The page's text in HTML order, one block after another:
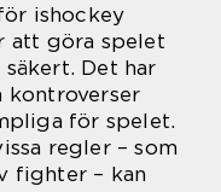
ishockey
att göra spelet
Det har
kontroverser
för spelet.
regler – som
fighter – kan